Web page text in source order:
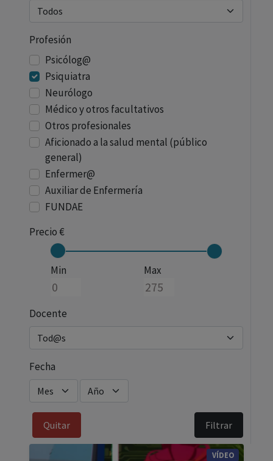
Profesión
Psicólog@
Psiquiatra
Neurólogo
Médico y otros facultativos
Otros profesionales
Aficionado a la salud mental (público
general)
Enfermer@
Auxiliar de Enfermería
FUNDAE
Precio €
Min Max
Docente
Fecha
VÍDEO